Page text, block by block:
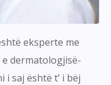
eksperte me
dermatologjisë-
saj është t’ i bëj